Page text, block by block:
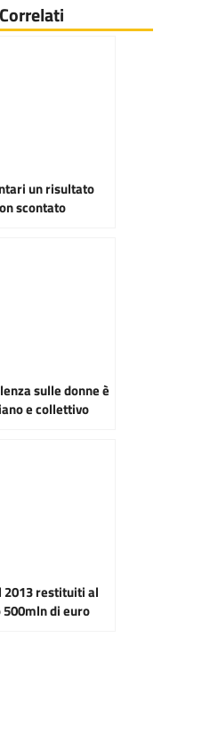
un risultato
scontato
sulle donne è
e collettivo
2013 restituiti al
di euro